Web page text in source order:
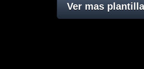
Ver mas